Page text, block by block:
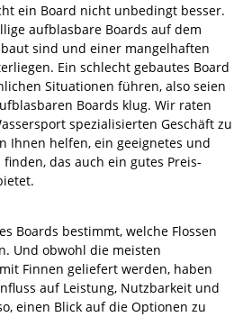
ein Board nicht unbedingt besser.
aufblasbare Boards auf dem
sind und einer mangelhaften
Ein schlecht gebautes Board
Situationen führen, also seien
Boards klug. Wir raten
spezialisierten Geschäft zu
Ihnen helfen, ein geeignetes und
das auch ein gutes Preis-
Boards bestimmt, welche Flossen
Und obwohl die meisten
Finnen geliefert werden, haben
auf Leistung, Nutzbarkeit und
einen Blick auf die Optionen zu